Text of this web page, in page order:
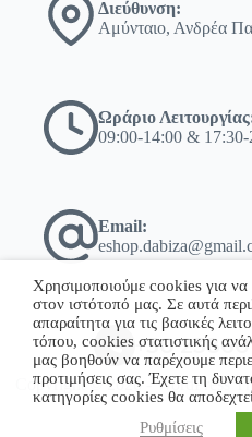
Διεύθυνση:
Αμύνταιο, Ανδρέα
Ωράριο
09:00-14:00 & 17:30-
Email:
+30
Copyright © 2026 - WordPress
Χρησιμοποιούμε cookies για να
στον ιστότοπό μας. Σε αυτά
απαραίτητα για τις βασικές
τόπου, cookies στατιστικής
μας βοηθούν να παρέχουμε
προτιμήσεις σας. Έχετε τη
κατηγορίες cookies θα
Ρυθμίσεις